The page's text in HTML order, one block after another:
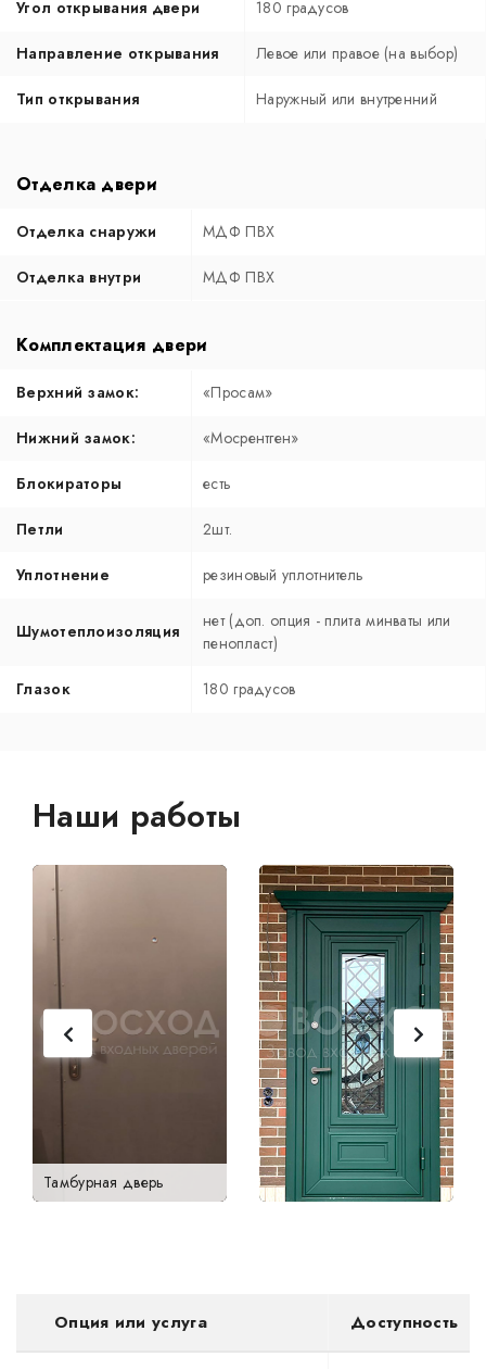
Угол открывания двери 180 градусов
Направление открывания Левое или правое (на выбор)
Тип открывания Наружный или внутренний
Отделка двери
Отделка снаружи МДФ ПВХ
Отделка внутри МДФ ПВХ
Комплектация двери
Верхний замок: «Просам»
Нижний замок: «Мосрентген»
Блокираторы есть
Петли 2шт.
Уплотнение резиновый уплотнитель
Шумотеплоизоляция
нет (доп. опция - плита минваты или
пенопласт)
Глазок 180 градусов
Наши работы
Тамбурная дверь
Опция или услуга Доступность